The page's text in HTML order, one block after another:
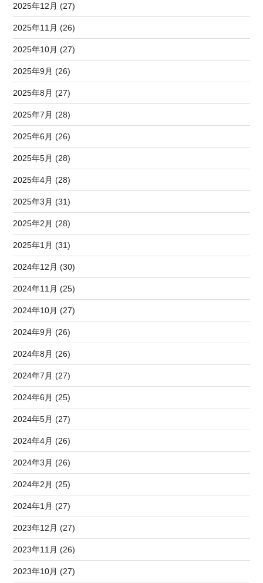
2025年12月 (27)
2025年11月 (26)
2025年10月 (27)
2025年9月 (26)
2025年8月 (27)
2025年7月 (28)
2025年6月 (26)
2025年5月 (28)
2025年4月 (28)
2025年3月 (31)
2025年2月 (28)
2025年1月 (31)
2024年12月 (30)
2024年11月 (25)
2024年10月 (27)
2024年9月 (26)
2024年8月 (26)
2024年7月 (27)
2024年6月 (25)
2024年5月 (27)
2024年4月 (26)
2024年3月 (26)
2024年2月 (25)
2024年1月 (27)
2023年12月 (27)
2023年11月 (26)
2023年10月 (27)